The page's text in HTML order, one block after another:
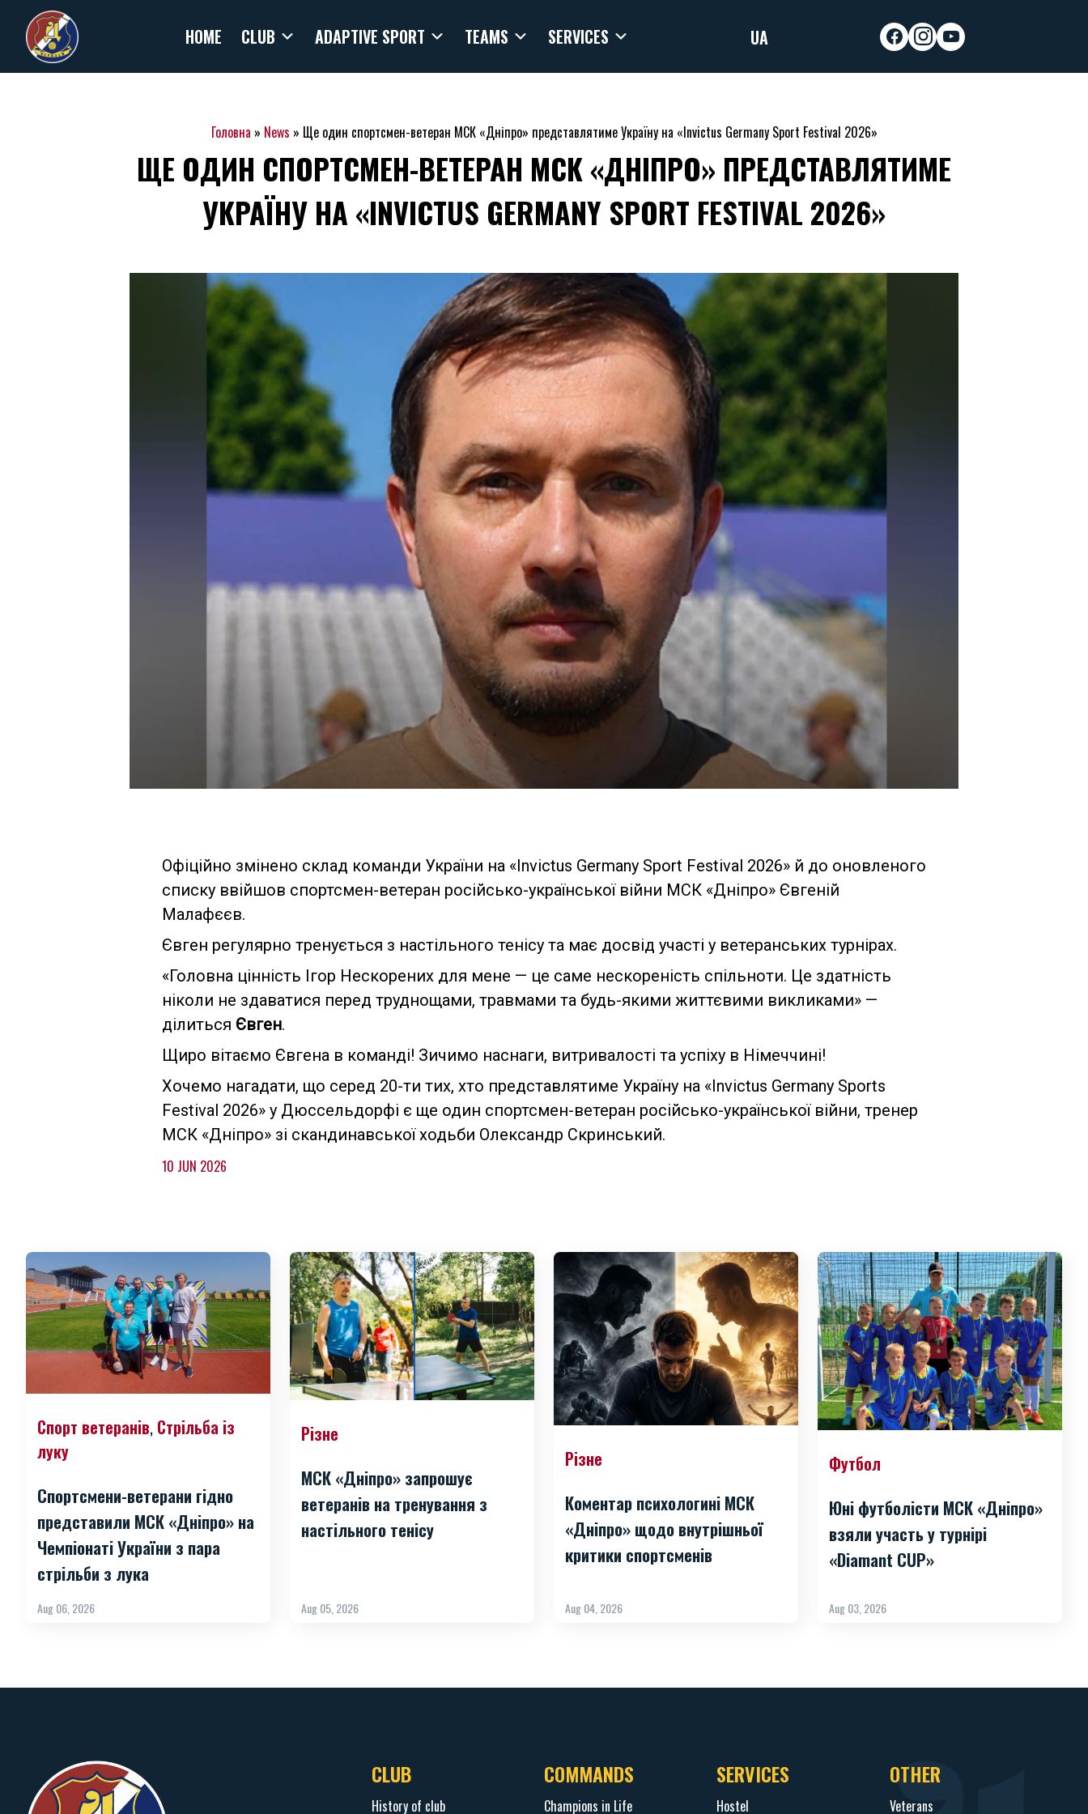
Skip
to
content
HOME CLUB ADAPTIVE SPORT TEAMS SERVICES UA facebookinstagram
youtube
Головна » News » Ще один спортсмен-ветеран МСК «Дніпро» представлятиме Україну на «Invictus Germany Sport Festival 2026»
ЩЕ ОДИН СПОРТСМЕН-ВЕТЕРАН МСК «ДНІПРО» ПРЕДСТАВЛЯТИМЕ
УКРАЇНУ НА «INVICTUS GERMANY SPORT FESTIVAL 2026»
Офіційно змінено склад команди України на «Invictus Germany Sport Festival 2026» й до оновленого
списку ввійшов спортсмен-ветеран російсько-української війни МСК «Дніпро» Євгеній
Малафєєв.
Євген регулярно тренується з настільного тенісу та має досвід участі у ветеранських турнірах.
«Головна цінність Ігор Нескорених для мене — це саме нескореність спільноти. Це здатність
ніколи не здаватися перед труднощами, травмами та будь-якими життєвими викликами» —
ділиться Євген.
Щиро вітаємо Євгена в команді! Зичимо наснаги, витривалості та успіху в Німеччині!
Хочемо нагадати, що серед 20-ти тих, хто представлятиме Україну на «Invictus Germany Sports
Festival 2026» у Дюссельдорфі є ще один спортсмен-ветеран російсько-української війни, тренер
МСК «Дніпро» зі скандинавської ходьби Олександр Скринський.
10 JUN 2026
Спорт ветеранів, Стрільба із
луку
Спортсмени-ветерани гідно
представили МСК «Дніпро» на
Чемпіонаті України з пара
стрільби з лука
Aug 06, 2026
Різне
МСК «Дніпро» запрошує
ветеранів на тренування з
настільного тенісу
Aug 05, 2026
Різне
Коментар психологині МСК
«Дніпро» щодо внутрішньої
критики спортсменів
Aug 04, 2026
Футбол
Юні футболісти МСК «Дніпро»
взяли участь у турнірі
«Diamant CUP»
Aug 03, 2026
CLUB
History of club
COMMANDS
Champions in Life
SERVICES
Hostel
OTHER
Veterans